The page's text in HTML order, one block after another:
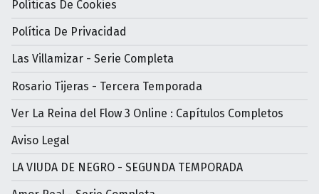
Políticas De Cookies
Política De Privacidad
Las Villamizar - Serie Completa
Rosario Tijeras - Tercera Temporada
Ver La Reina del Flow 3 Online : Capítulos Completos
Aviso Legal
LA VIUDA DE NEGRO - SEGUNDA TEMPORADA